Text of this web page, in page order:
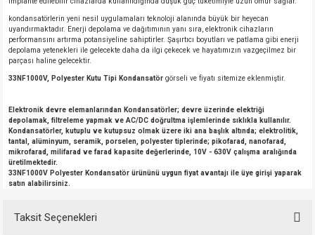
kondansatörlerin yeni nesil uygulamaları teknoloji alanında büyük bir heyecan
uyandırmaktadır. Enerji depolama ve dağıtımının yanı sıra, elektronik cihazların
performansını artırma potansiyeline sahiptirler. Şaşırtıcı boyutları ve patlama gibi enerji
depolama yetenekleri ile gelecekte daha da ilgi çekecek ve hayatımızın vazgeçilmez bir
parçası haline gelecektir.
33NF1000V, Polyester Kutu Tipi Kondansatör görseli ve fiyatı sitemize eklenmiştir.
Elektronik devre elemanlarından Kondansatörler; devre üzerinde elektriği
depolamak, filtreleme yapmak ve AC/DC doğrultma işlemlerinde sıklıkla kullanılır.
Kondansatörler, kutuplu ve kutupsuz olmak üzere iki ana başlık altında; elektrolitik,
tantal, alüminyum, seramik, porselen, polyester tiplerinde; pikofarad, nanofarad,
mikrofarad, milifarad ve farad kapasite değerlerinde, 10V - 630V çalışma aralığında
üretilmektedir.
33NF1000V Polyester Kondansatör ürününü uygun fiyat avantajı ile üye girişi yaparak
satın alabilirsiniz.
Taksit Seçenekleri